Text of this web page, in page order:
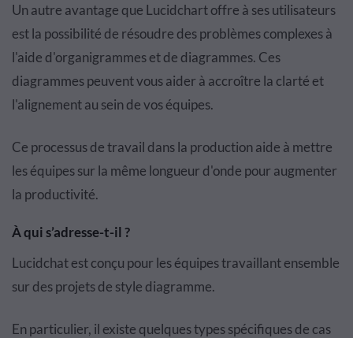
Un autre avantage que Lucidchart offre à ses utilisateurs
est la possibilité de résoudre des problèmes complexes à
l'aide d'organigrammes et de diagrammes. Ces
diagrammes peuvent vous aider à accroître la clarté et
l'alignement au sein de vos équipes.
Ce processus de travail dans la production aide à mettre
les équipes sur la même longueur d'onde pour augmenter
la productivité.
À qui s’adresse-t-il ?
Lucidchat est conçu pour les équipes travaillant ensemble
sur des projets de style diagramme.
En particulier, il existe quelques types spécifiques de cas